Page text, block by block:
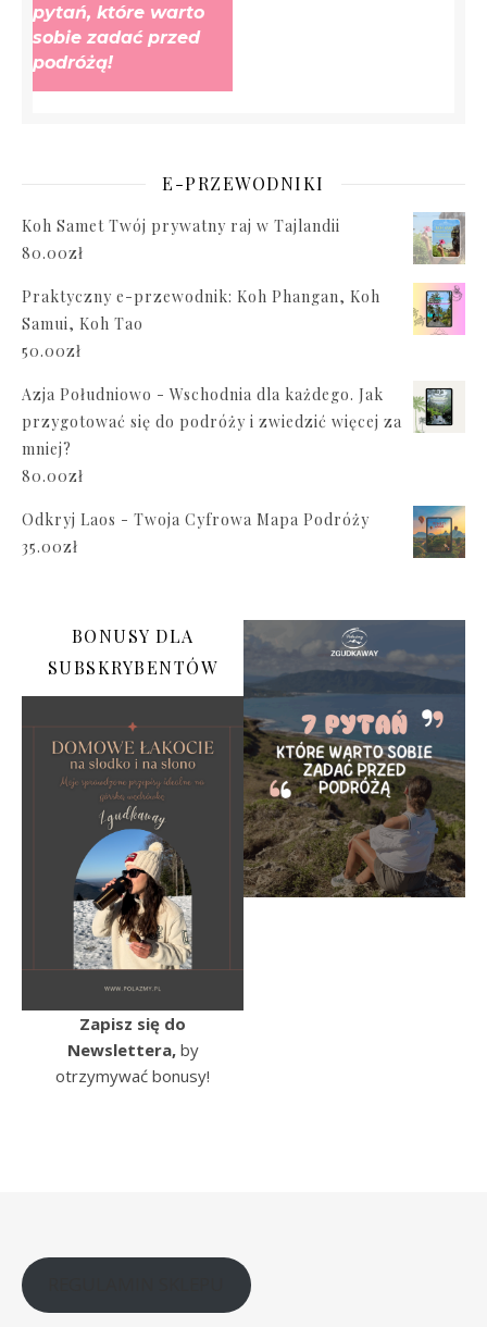
pytań, które warto
sobie zadać przed
podróżą!
E-PRZEWODNIKI
Koh Samet Twój prywatny raj w Tajlandii
80.00zł
Praktyczny e-przewodnik: Koh Phangan, Koh
Samui, Koh Tao
50.00zł
Azja Południowo - Wschodnia dla każdego. Jak
przygotować się do podróży i zwiedzić więcej za
mniej?
80.00zł
Odkryj Laos - Twoja Cyfrowa Mapa Podróży
35.00zł
BONUSY DLA
SUBSKRYBENTÓW
Zapisz się do
Newslettera,by
otrzymywać bonusy!